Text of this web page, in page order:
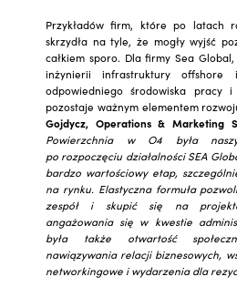
Przykładów firm, które po latach
skrzydła na tyle, że mogły wyjść
całkiem sporo. Dla firmy Sea
inżynierii infrastruktury offshore
odpowiedniego środowiska pracy
pozostaje ważnym elementem
Gojdycz, Operations & Marketing
Powierzchnia w O4 była
po rozpoczęciu działalności SEA
bardzo wartościowy etap,
na rynku. Elastyczna formuła
zespół i skupić się na
angażowania się w kwestie
była także otwartość
nawiązywania relacji biznesowych,
networkingowe i wydarzenia dla